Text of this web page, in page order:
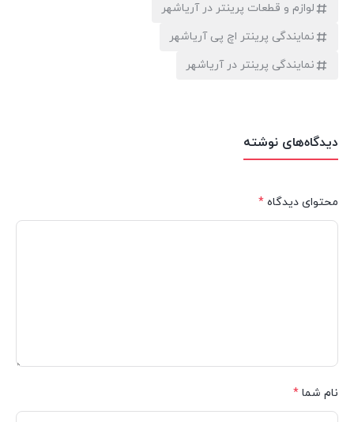
لوازم و قطعات پرینتر در آریاشهر
نمایندگی پرینتر اچ پی آریاشهر
نمایندگی پرینتر در آریاشهر
دیدگاه‌های نوشته
محتوای دیدگاه *
نام شما *